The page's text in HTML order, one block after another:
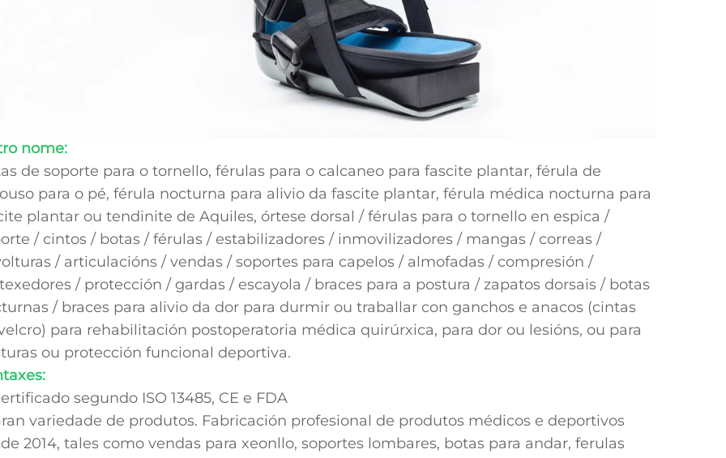
nome:
de soporte para o tornello, férulas para o calcaneo para fascite plantar, férula de
para o pé, férula nocturna para alivio da fascite plantar, férula médica nocturna para
plantar ou tendinite de Aquiles, órtese dorsal / férulas para o tornello en espica /
/ cintos / botas / férulas / estabilizadores / inmovilizadores / mangas / correas /
/ articulacións / vendas / soportes para capelos / almofadas / compresión /
/ protección / gardas / escayola / braces para a postura / zapatos dorsais / botas
/ braces para alivio da dor para durmir ou traballar con ganchos e anacos (cintas
para rehabilitación postoperatoria médica quirúrxica, para dor ou lesións, ou para
ou protección funcional deportiva.
segundo ISO 13485, CE e FDA
variedade de produtos. Fabricación profesional de produtos médicos e deportivos
2014, tales como vendas para xeonllo, soportes lombares, botas para andar, ferulas